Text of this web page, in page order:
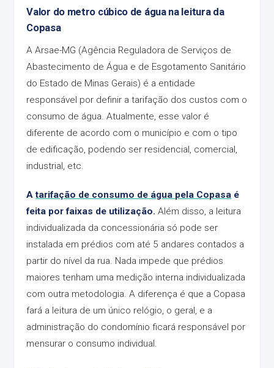
Valor do metro cúbico de água na leitura da
Copasa
A Arsae-MG (Agência Reguladora de Serviços de
Abastecimento de Água e de Esgotamento Sanitário
do Estado de Minas Gerais) é a entidade
responsável por definir a tarifação dos custos com o
consumo de água. Atualmente, esse valor é
diferente de acordo com o município e com o tipo
de edificação, podendo ser residencial, comercial,
industrial, etc.
Atarifação de consumo de água pela Copasa é
feita por faixas de utilização. Além disso, a leitura
individualizada da concessionária só pode ser
instalada em prédios com até 5 andares contados a
partir do nível da rua. Nada impede que prédios
maiores tenham uma medição interna individualizada
com outra metodologia. A diferença é que a Copasa
fará a leitura de um único relógio, o geral, e a
administração do condomínio ficará responsável por
mensurar o consumo individual.